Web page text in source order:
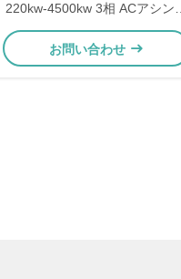
220kw-4500kw 3相 ACアシンク
ロン電機
お問い合わせ